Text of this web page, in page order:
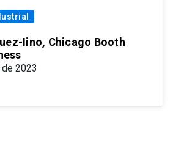
Iino, Chicago Booth
2023